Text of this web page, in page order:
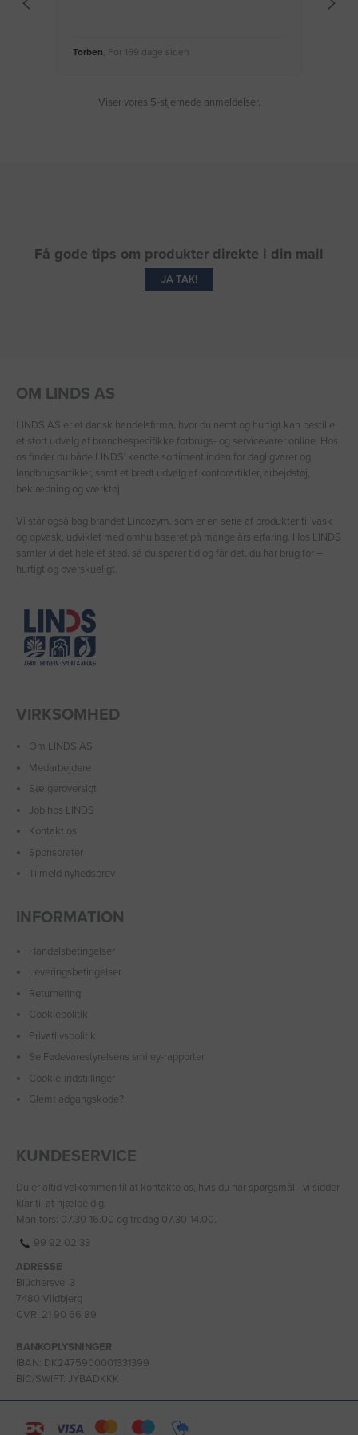
Torben , For 169 dage siden
Viser vores 5-stjernede anmeldelser.
Få gode tips om produkter direkte i din mail
JA TAK!
OM LINDS AS
LINDS AS er et dansk handelsfirma, hvor du nemt og hurtigt kan bestille
et stort udvalg af branchespecifikke forbrugs- og servicevarer online. Hos
os finder du både LINDS′ kendte sortiment inden for dagligvarer og
landbrugsartikler, samt et bredt udvalg af kontorartikler, arbejdstøj,
beklædning og værktøj.
Vi står også bag brandet Lincozym, som er en serie af produkter til vask
og opvask, udviklet med omhu baseret på mange års erfaring. Hos LINDS
samler vi det hele ét sted, så du sparer tid og får det, du har brug for –
hurtigt og overskueligt.
VIRKSOMHED
Om LINDS AS
Medarbejdere
Sælgeroversigt
Job hos LINDS
Kontakt os
Sponsorater
Tilmeld nyhedsbrev
INFORMATION
Handelsbetingelser
Leveringsbetingelser
Returnering
Cookiepolitik
Privatlivspolitik
Se Fødevarestyrelsens smiley-rapporter
Cookie-indstillinger
Glemt adgangskode?
KUNDESERVICE
Du er altid velkommen til at kontakte os, hvis du har spørgsmål - vi sidder
klar til at hjælpe dig.
Man-tors: 07.30-16.00 og fredag 07.30-14.00.
99 92 02 33
ADRESSE
Blüchersvej 3
7480 Vildbjerg
CVR: 21 90 66 89
BANKOPLYSNINGER
IBAN: DK2475900001331399
BIC/SWIFT: JYBADKKK